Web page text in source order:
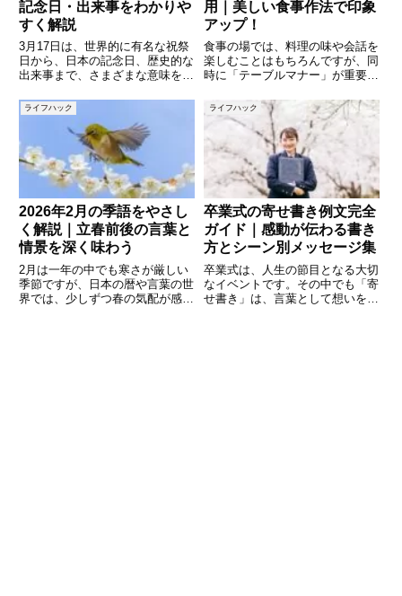
記念日・出来事をわかりや
すく解説
3月17日は、世界的に有名な祝祭
日から、日本の記念日、歴史的な
出来事まで、さまざまな意味を持
る文化的なイベントがあり、日本
でも生活や健康、文化に関係する
記念日が制定されています。こう
した「今日は何の日」というテ
用｜美しい食事作法で印象
アップ！
食事の場では、料理の味や会話を
楽しむことはもちろんですが、同
時に「テーブルマナー」が重要視
けておくことで、ビジネスの会食
やフォーマルなディナーでも自信
を持って振る舞うことができま
す。本記事では、テーブルマナー
ライフハック
2026年2月の季語をやさし
く解説｜立春前後の言葉と
情景を深く味わう
2月は一年の中でも寒さが厳しい
季節ですが、日本の暦や言葉の世
界では、少しずつ春の気配が感じ
ライフハック
卒業式の寄せ書き例文完全
ガイド｜感動が伝わる書き
方とシーン別メッセージ集
卒業式は、人生の節目となる大切
なイベントです。その中でも「寄
せ書き」は、言葉として想いを残